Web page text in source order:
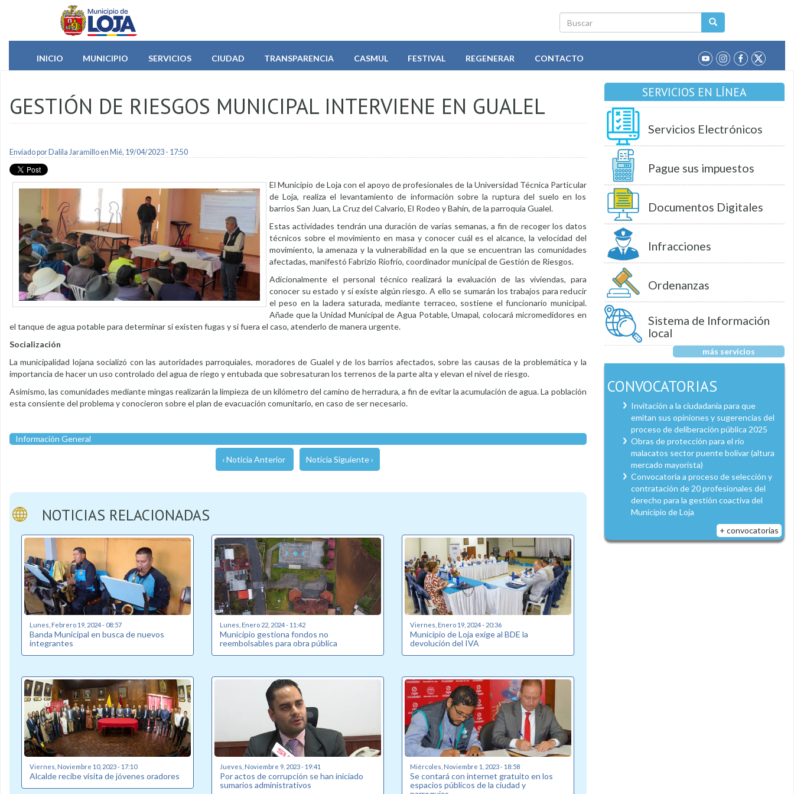
Pasar al contenido principal
Buscar
INICIO
MUNICIPIO SERVICIOS CIUDAD TRANSPARENCIA CASMUL FESTIVAL REGENERAR CONTACTO
GESTIÓN DE RIESGOS MUNICIPAL INTERVIENE EN GUALEL
Enviado por Dalila Jaramilloen Mié, 19/04/2023 - 17:50
El Municipio de Loja con el apoyo de profesionales de la Universidad Técnica Particular
de Loja, realiza el levantamiento de información sobre la ruptura del suelo en los
barrios San Juan, La Cruz del Calvario, El Rodeo y Bahín, de la parroquia Gualel.
Estas actividades tendrán una duración de varias semanas, a fin de recoger los datos
técnicos sobre el movimiento en masa y conocer cuál es el alcance, la velocidad del
movimiento, la amenaza y la vulnerabilidad en la que se encuentran las comunidades
afectadas, manifestó Fabrizio Riofrío, coordinador municipal de Gestión de Riesgos.
Adicionalmente el personal técnico realizará la evaluación de las viviendas, para
conocer su estado y si existe algún riesgo. A ello se sumarán los trabajos para reducir
el peso en la ladera saturada, mediante terraceo, sostiene el funcionario municipal.
Añade que la Unidad Municipal de Agua Potable, Umapal, colocará micromedidores en
el tanque de agua potable para determinar si existen fugas y si fuera el caso, atenderlo de manera urgente.
Socialización
La municipalidad lojana socializó con las autoridades parroquiales, moradores de Gualel y de los barrios afectados, sobre las causas de la problemática y la
importancia de hacer un uso controlado del agua de riego y entubada que sobresaturan los terrenos de la parte alta y elevan el nivel de riesgo.
Asimismo, las comunidades mediante mingas realizarán la limpieza de un kilómetro del camino de herradura, a fin de evitar la acumulación de agua. La población
esta consiente del problema y conocieron sobre el plan de evacuación comunitario, en caso de ser necesario.
Información General
‹ Noticia Anterior Noticia Siguiente ›
NOTICIAS RELACIONADAS
Lunes, Febrero 19, 2024 - 08:57
Banda Municipal en busca de nuevos
integrantes
Lunes, Enero 22, 2024 - 11:42
Municipio gestiona fondos no
reembolsables para obra pública
Viernes, Enero 19, 2024 - 20:36
Municipio de Loja exige al BDE la
devolución del IVA
Viernes, Noviembre 10, 2023 - 17:10
Alcalde recibe visita de jóvenes oradores
Jueves, Noviembre 9, 2023 - 19:41
Por actos de corrupción se han iniciado
sumarios administrativos
Miércoles, Noviembre 1, 2023 - 18:58
Se contará con internet gratuito en los
espacios públicos de la ciudad y
SERVICIOS EN LÍNEA
Servicios Electrónicos
Pague sus impuestos
Documentos Digitales
Infracciones
Ordenanzas
Sistema de Información
local
más servicios
CONVOCATORIAS
Invitación a la ciudadanía para que
emitan sus opiniones y sugerencias del
proceso de deliberación pública 2025
Obras de protección para el río
malacatos sector puente bolívar (altura
mercado mayorista)
Convocatoria a proceso de selección y
contratación de 20 profesionales del
derecho para la gestión coactiva del
Municipio de Loja
+ convocatorias